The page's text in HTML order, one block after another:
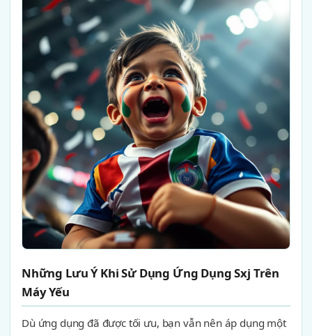
Những Lưu Ý Khi Sử Dụng Ứng Dụng Sxj Trên
Máy Yếu
Dù ứng dụng đã được tối ưu, bạn vẫn nên áp dụng một